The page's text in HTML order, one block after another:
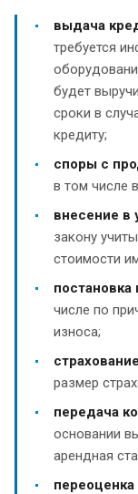
выдача
требуется
будет
сроки в
кредиту;
споры с
в том числе
внесение в
закону
стоимости
постановка
числе по
износа;
размер
передача
основании
арендная
переоценка